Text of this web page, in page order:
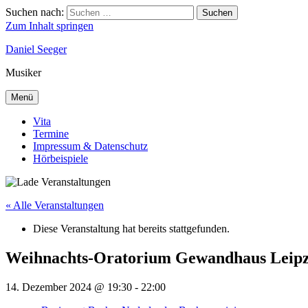
Suchen nach: Suchen
Zum Inhalt springen
Daniel Seeger
Musiker
Menü
Vita
Termine
Impressum & Datenschutz
Hörbeispiele
« Alle Veranstaltungen
Diese Veranstaltung hat bereits stattgefunden.
Weihnachts-Oratorium Gewandhaus
14. Dezember 2024 @ 19:30 - 22:00